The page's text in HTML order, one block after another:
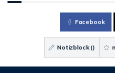
Facebook
Notizblock ()